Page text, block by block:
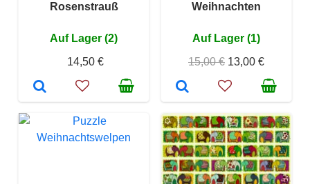
Rosenstrauß
Auf Lager (2)
14,50 €
Weihnachten
Auf Lager (1)
15,00 € 13,00 €